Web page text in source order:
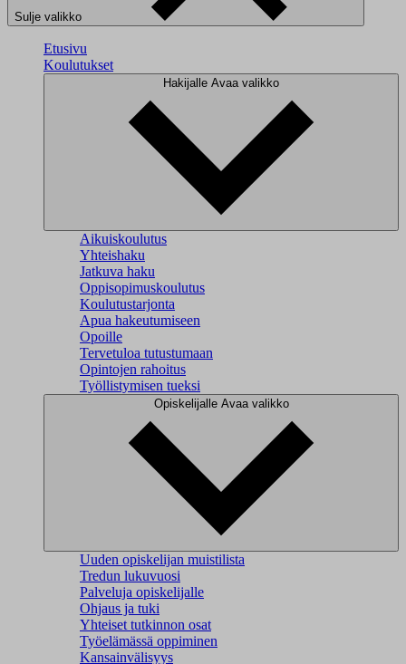
Sulje valikko
Etusivu
Koulutukset
Hakijalle Avaa valikko
Aikuiskoulutus
Yhteishaku
Jatkuva haku
Oppisopimuskoulutus
Koulutustarjonta
Apua hakeutumiseen
Opoille
Tervetuloa tutustumaan
Opintojen rahoitus
Työllistymisen tueksi
Opiskelijalle Avaa valikko
Uuden opiskelijan muistilista
Tredun lukuvuosi
Palveluja opiskelijalle
Ohjaus ja tuki
Yhteiset tutkinnon osat
Työelämässä oppiminen
Kansainvälisyys